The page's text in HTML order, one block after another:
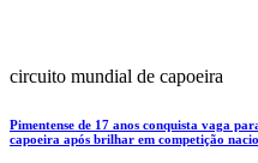
circuito mundial de capoeira
Pimentense de 17 anos conquista vaga
capoeira após brilhar em competição